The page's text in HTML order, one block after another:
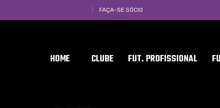
FAÇA-SE SÓCIO
HOME CLUBE FUT. PROFISSIONAL